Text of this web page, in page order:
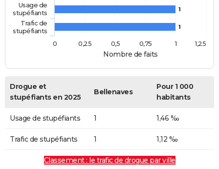
Nombre de faits
1
1
Usage de
stupéfiants
Trafic de
stupéfiants
0
1
0,25 0,5 0,75 1,25
Drogue et
stupéfiants en 2025
Bellenaves
Pour 1 000
habitants
Usage de stupéfiants 1 1,46 ‰
Trafic de stupéfiants 1 1,12 ‰
Classement : le trafic de drogue par ville